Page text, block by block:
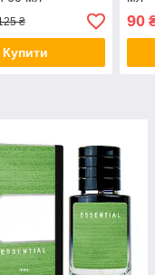
₴
Купити
90